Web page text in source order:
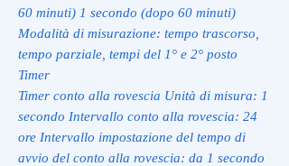
60 minuti) 1 secondo (dopo 60 minuti)
Modalità di misurazione: tempo trascorso,
tempo parziale, tempi del 1° e 2° posto
Timer
Timer conto alla rovescia Unità di misura: 1
secondo Intervallo conto alla rovescia: 24
ore Intervallo impostazione del tempo di
avvio del conto alla rovescia: da 1 secondo